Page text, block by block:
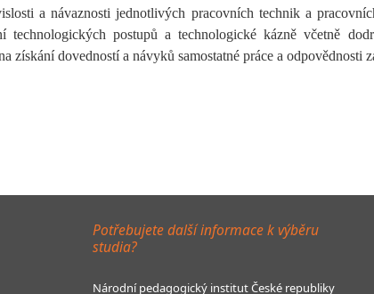
a návaznosti jednotlivých pracovních technik a
technologických postupů a technologické kázně včetně
získání dovedností a návyků samostatné práce a odpovědnosti
Potřebujete další informace k výběru
studia?
Národní pedagogický institut České republiky